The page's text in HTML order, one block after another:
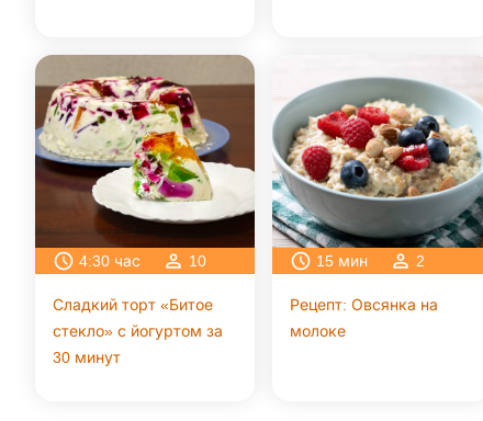
4:30 час 10
Сладкий торт «Битое
стекло» с йогуртом за
30 минут
15 мин 2
Рецепт: Овсянка на
молоке